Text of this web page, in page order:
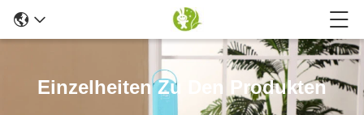
Einzelheiten Zu Den Produkten